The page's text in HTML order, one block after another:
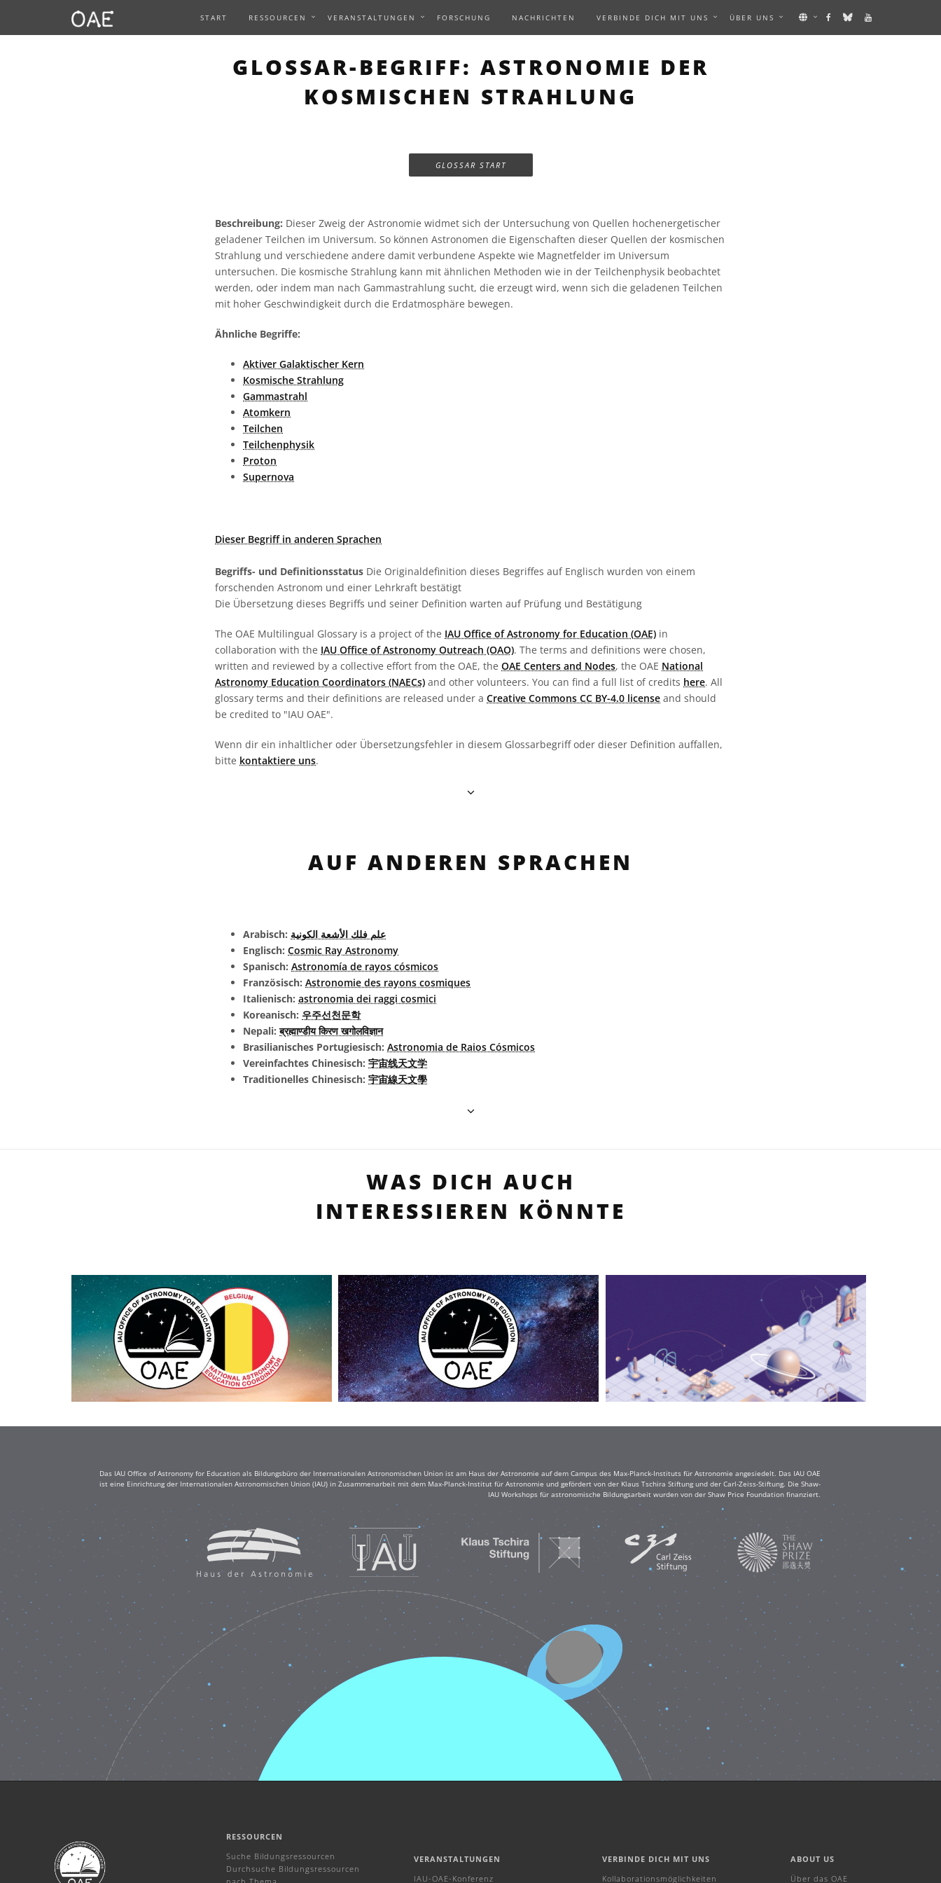
START RESSOURCEN VERANSTALTUNGEN FORSCHUNG NACHRICHTEN VERBINDE DICH MIT UNS ÜBER UNS
GLOSSAR-BEGRIFF: ASTRONOMIE DER
KOSMISCHEN STRAHLUNG
GLOSSAR START
Beschreibung: Dieser Zweig der Astronomie widmet sich der Untersuchung von Quellen hochenergetischer
geladener Teilchen im Universum. So können Astronomen die Eigenschaften dieser Quellen der kosmischen
Strahlung und verschiedene andere damit verbundene Aspekte wie Magnetfelder im Universum
untersuchen. Die kosmische Strahlung kann mit ähnlichen Methoden wie in der Teilchenphysik beobachtet
werden, oder indem man nach Gammastrahlung sucht, die erzeugt wird, wenn sich die geladenen Teilchen
mit hoher Geschwindigkeit durch die Erdatmosphäre bewegen.
Ähnliche Begriffe:
Aktiver Galaktischer Kern
Kosmische Strahlung
Gammastrahl
Atomkern
Teilchen
Teilchenphysik
Proton
Supernova
Dieser Begriff in anderen Sprachen
Begriffs- und Definitionsstatus Die Originaldefinition dieses Begriffes auf Englisch wurden von einem
forschenden Astronom und einer Lehrkraft bestätigt
Die Übersetzung dieses Begriffs und seiner Definition warten auf Prüfung und Bestätigung
The OAE Multilingual Glossary is a project of the IAU Office of Astronomy for Education (OAE) in
collaboration with the IAU Office of Astronomy Outreach (OAO). The terms and definitions were chosen,
written and reviewed by a collective effort from the OAE, the OAE Centers and Nodes, the OAE National
Astronomy Education Coordinators (NAECs) and other volunteers. You can find a full list of credits here. All
glossary terms and their definitions are released under a Creative Commons CC BY-4.0 license and should
be credited to "IAU OAE".
Wenn dir ein inhaltlicher oder Übersetzungsfehler in diesem Glossarbegriff oder dieser Definition auffallen,
bitte kontaktiere uns.
AUF ANDEREN SPRACHEN
Arabisch: علم فلك الأشعة الكونية
Englisch: Cosmic Ray Astronomy
Spanisch: Astronomía de rayos cósmicos
Französisch: Astronomie des rayons cosmiques
Italienisch: astronomia dei raggi cosmici
Koreanisch: 우주선천문학
Nepali:ब्रह्माण्डीय किरण खगोलविज्ञान
Brasilianisches Portugiesisch: Astronomia de Raios Cósmicos
Vereinfachtes Chinesisch: 宇宙线天文学
Traditionelles Chinesisch: 宇宙線天文學
WAS DICH AUCH
INTERESSIEREN KÖNNTE
Das IAU Office of Astronomy for Education als Bildungsbüro der Internationalen Astronomischen Union ist am Haus der Astronomie auf dem Campus des Max-Planck-Instituts für Astronomie angesiedelt. Das IAU OAE
ist eine Einrichtung der Internationalen Astronomischen Union (IAU) in Zusammenarbeit mit dem Max-Planck-Institut für Astronomie und gefördert von der Klaus Tschira Stiftung und der Carl-Zeiss-Stiftung. Die Shaw-
IAU Workshops für astronomische Bildungsarbeit wurden von der Shaw Price Foundation finanziert.
RESSOURCEN
Suche Bildungsressourcen
Durchsuche Bildungsressourcen
VERANSTALTUNGEN
IAU-OAE-Konferenz
VERBINDE DICH MIT UNS
Kollaborationsmöglichkeiten
ABOUT US
Über das OAE